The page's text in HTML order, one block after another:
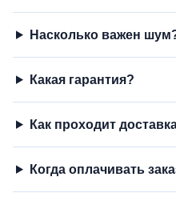
Насколько важен
Какая гарантия?
Как проходит
Когда оплачивать